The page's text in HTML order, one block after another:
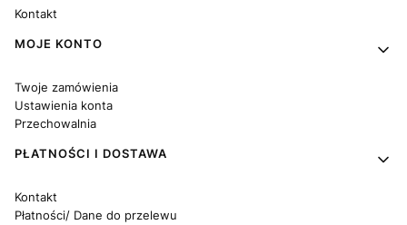
Kontakt
MOJE KONTO
Twoje zamówienia
Ustawienia konta
Przechowalnia
PŁATNOŚCI I DOSTAWA
Kontakt
Płatności/ Dane do przelewu